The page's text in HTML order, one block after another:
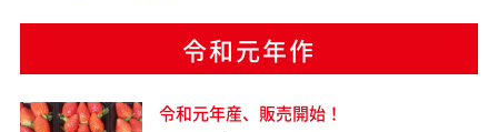
令和元年作
令和元年産、販売開始！